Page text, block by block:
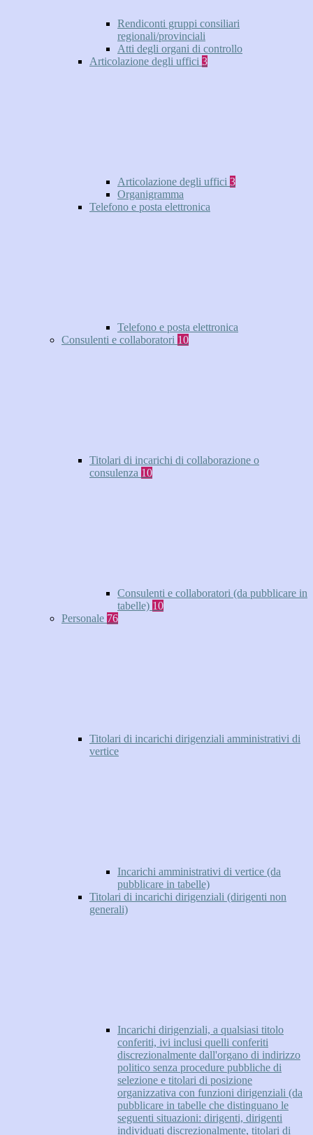
Rendiconti gruppi consiliari
regionali/provinciali
Atti degli organi di controllo
Articolazione degli uffici 3
Articolazione degli uffici 3
Organigramma
Telefono e posta elettronica
Telefono e posta elettronica
Consulenti e collaboratori 10
Titolari di incarichi di collaborazione o
consulenza 10
Consulenti e collaboratori (da pubblicare in
tabelle) 10
Personale 76
Titolari di incarichi dirigenziali amministrativi di
vertice
Incarichi amministrativi di vertice (da
pubblicare in tabelle)
Titolari di incarichi dirigenziali (dirigenti non
generali)
Incarichi dirigenziali, a qualsiasi titolo
conferiti, ivi inclusi quelli conferiti
discrezionalmente dall'organo di indirizzo
politico senza procedure pubbliche di
selezione e titolari di posizione
organizzativa con funzioni dirigenziali (da
pubblicare in tabelle che distinguano le
seguenti situazioni: dirigenti, dirigenti
individuati discrezionalmente, titolari di